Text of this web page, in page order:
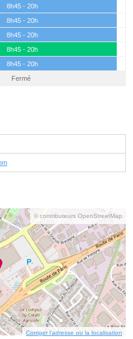
8h45 - 20h
8h45 - 20h
8h45 - 20h
8h45 - 20h
8h45 - 20h
Fermé
© contributeurs OpenStreetMap
Corriger l’adresse ou la localisation